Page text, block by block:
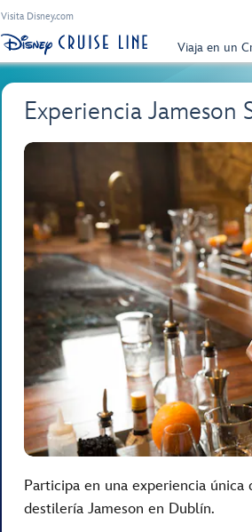
Visita Disney.com
Viaja en un
Experiencia Jameson
Participa en una experiencia
destilería Jameson en Dublín.